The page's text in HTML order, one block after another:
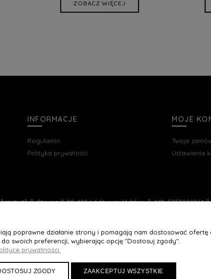
ZOBACZ WIĘCEJ
INFORMACJE
Regulamin
Polityka prywatości
MOJE
Twoje
Ustawienia
|| Struga 7, 90-420 Łódź, woj. łódzkie || NIP: 5252902064
MaxsoteRocoto Theme. All rights
poprawne działanie strony i pomagają nam dostosować
swoich preferencji, wybierając opcję "Dostosuj zgody".
prywatności.
ZGODY ZAAKCEPTUJ WSZYSTKIE